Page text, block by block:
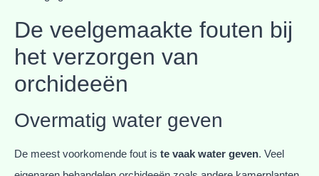
De veelgemaakte fouten bij
het verzorgen van
orchideeën
Overmatig water geven
De meest voorkomende fout is te vaak water geven. Veel